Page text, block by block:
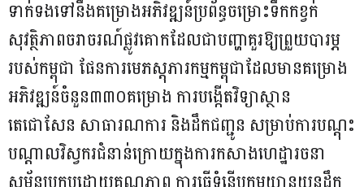
ទាក់ទងទៅនឹងគម្រោងអភិវឌ្ឍន៍ប្រព័ន្ធចម្រោះទឹកកខ្វក់
សុវត្ថិភាពចរាចរណ៍ផ្លូវគោកដែលជាបញ្ហាគួរឱ្យព្រួយបារម្ភ
របស់កម្ពុជា ផែនការមេភស្តុភារកម្មកម្ពុជាដែលមានគម្រោង
អភិវឌ្ឍន៍ចំនួន៣៣០គម្រោង ការបង្កើតវិទ្យាស្ថាន
តេជោសែន សាធារណការ និងដឹកជញ្ជូន សម្រាប់ការបណ្ដុះ
បណ្ដាលវិស្វករជំនាន់ក្រោយក្នុងការកសាងហេដ្ឋារចនា
សម្ព័ន្ធប្រកបដោយគុណភាព ការធ្វើទំនើបកម្មយានយន្តដឹក